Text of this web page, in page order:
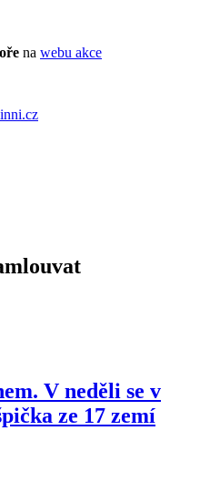
na webu akce
V neděli se v
ze 17 zemí